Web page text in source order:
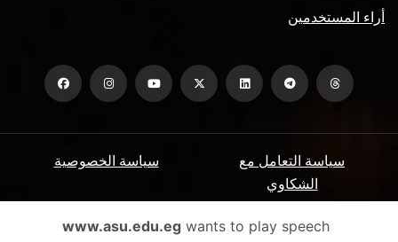
أراء المستخدمين
سياسة الخصوصية
سياسة التعامل مع
الشكاوي
الأسئلة الشائعة ميثاق المتعاملين www.asu.edu.egwants to play speech